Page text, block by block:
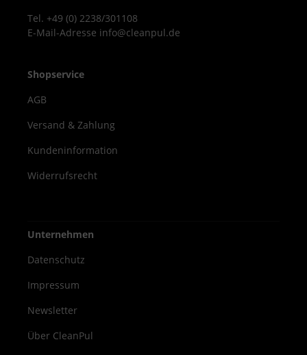
Keimen Hautfreundliche Rezeptur – ideal
für häufiges Händewaschen
für Standardspender Hohe
Pre Wash 500 ml ist die ideale Wahl für
Hygieneverantwortliche, die Wert auf
gründliche Reinigung, Hautschutz und
Tel. +49 (0) 2238/301108
E-Mail-Adresse info@cleanpul.de
Shopservice
AGB
Versand & Zahlung
Kundeninformation
Widerrufsrecht
Unternehmen
Datenschutz
Impressum
Newsletter
Über CleanPul